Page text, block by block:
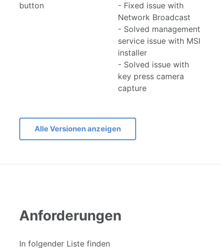
button
- Fixed issue with
Network Broadcast
- Solved management
service issue with MSI
installer
- Solved issue with
key press camera
capture
Alle Versionen anzeigen
Anforderungen
In folgender Liste finden